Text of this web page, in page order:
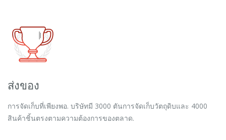
ส่งของ
การจัดเก็บที่เพียงพอ. บริษัทมี 3000 ตันการจัดเก็บวัตถุดิบและ 4000
สินค้าชิ้นตรงตามความต้องการของตลาด.